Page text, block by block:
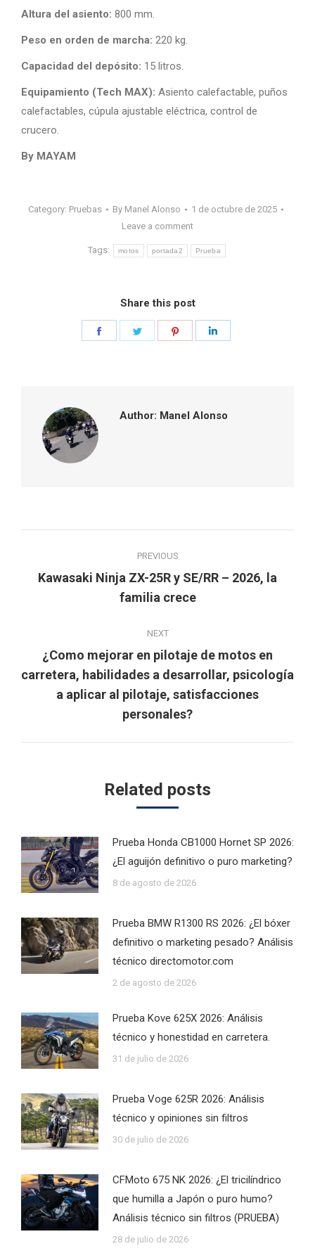
Altura del asiento: 800 mm.
Peso en orden de marcha: 220 kg.
Capacidad del depósito: 15 litros.
Equipamiento (Tech MAX): Asiento calefactable, puños
calefactables, cúpula ajustable eléctrica, control de
crucero.
By MAYAM
Category: Pruebas By Manel Alonso
1 de octubre de 2025
Leave a comment
Tags: motos portada2 Prueba
Share this post
Author: Manel Alonso
navigation
PREVIOUS
Previous
post:
Kawasaki Ninja ZX-25R y SE/RR – 2026, la
familia crece
NEXT
Next
post:
¿Como mejorar en pilotaje de motos en
carretera, habilidades a desarrollar, psicología
a aplicar al pilotaje, satisfacciones
personales?
Related posts
Prueba Honda CB1000 Hornet SP 2026:
¿El aguijón definitivo o puro marketing?
8 de agosto de 2026
Prueba BMW R1300 RS 2026: ¿El bóxer
definitivo o marketing pesado? Análisis
técnico directomotor.com
2 de agosto de 2026
Prueba Kove 625X 2026: Análisis
técnico y honestidad en carretera.
31 de julio de 2026
Prueba Voge 625R 2026: Análisis
técnico y opiniones sin filtros
30 de julio de 2026
CFMoto 675 NK 2026: ¿El tricilíndrico
que humilla a Japón o puro humo?
Análisis técnico sin filtros (PRUEBA)
28 de julio de 2026